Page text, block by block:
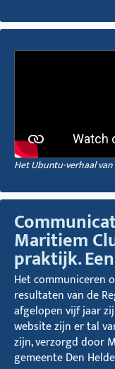
Het Ubuntu-verhaal van
Maritiem
praktijk.
Het communiceren
resultaten van de
afgelopen vijf jaar
website zijn er tal
zijn, verzorgd door
gemeente Den